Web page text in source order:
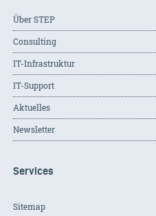
Über STEP
Consulting
IT-Infrastruktur
IT-Support
Aktuelles
Newsletter
Services
Sitemap